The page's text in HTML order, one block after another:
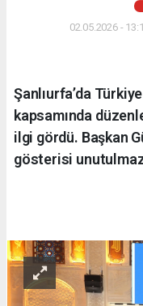
02.05.2026 -
Şanlıurfa’da
kapsamında
ilgi gördü. Başkan
gösterisi